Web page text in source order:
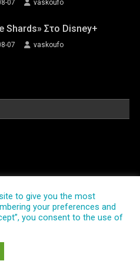
07 vaskoufo
Shards» Στο Disney+
07 vaskoufo
to give you the most
your preferences and
you consent to the use of